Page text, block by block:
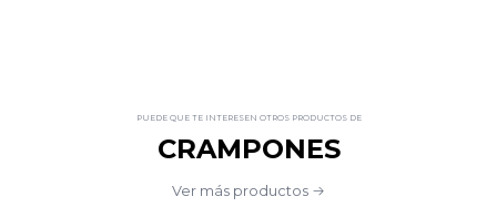
PUEDE QUE TE INTERESEN OTROS PRODUCTOS DE
CRAMPONES
Ver más productos